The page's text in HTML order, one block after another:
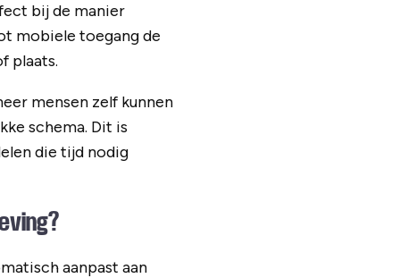
bij de manier
mobiele toegang de
plaats.
mensen zelf kunnen
schema. Dit is
die tijd nodig
aanpast aan